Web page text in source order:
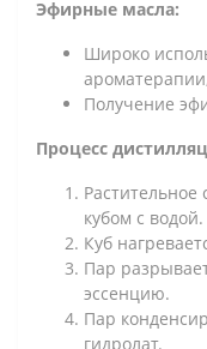
Эфирные масла:
Широко
Получение
Процесс
Растительное
кубом с водой.
Куб
Пар
эссенцию.
Пар
гидролат.